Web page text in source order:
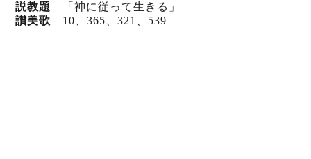
説教題
「神に従って生きる」
讃美歌 10、365、321、539